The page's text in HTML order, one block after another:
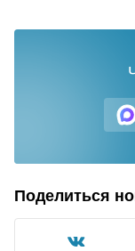
Поделиться